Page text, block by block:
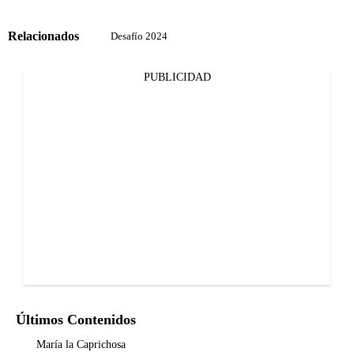
Relacionados Desafío 2024
PUBLICIDAD
Últimos Contenidos
María la Caprichosa